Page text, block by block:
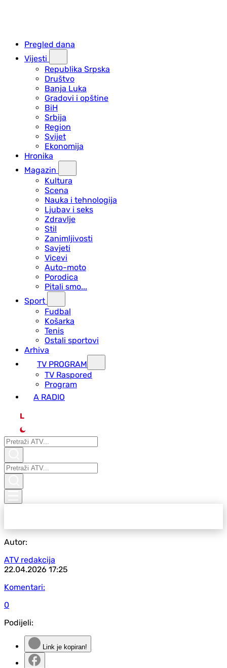
Pregled dana
Vijesti
Republika Srpska
Društvo
Banja Luka
Gradovi i opštine
BiH
Srbija
Region
Svijet
Ekonomija
Hronika
Magazin
Kultura
Scena
Nauka i tehnologija
Ljubav i seks
Zdravlje
Stil
Zanimljivosti
Savjeti
Vicevi
Auto-moto
Porodica
Pitali smo...
Sport
Fudbal
Košarka
Tenis
Ostali sportovi
Arhiva
TV PROGRAM
ТV Raspored
Program
A RADIO
L
Autor:
ATV redakcija
22.04.2026 17:25
Komentari:
0
Podijeli:
Link je kopiran!